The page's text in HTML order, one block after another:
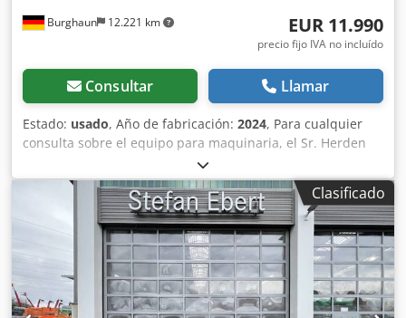
Burghaun 12.221 km EUR 11.990
precio fijo IVA no incluído
Consultar Llamar
Estado: usado, Año de fabricación: 2024, Para cualquier
consulta sobre el equipo para maquinaria, el Sr. Herden
estará encantado de atenderle (teléfono: ). Holp Rototop
RT121 / MS08 Sandwich / Año de fabricación: 2024 / en
stock y disponible de inmediato Precio: 11.990,00 € neto /
14.268,10 € bruto Dcjdoznrtcjpfx Apqjk - Compatible con
excavadoras de 7 a 12 toneladas - Peso propio:
aproximadamente 104 kg - Fuerza máxima de
arranque/rotura: 80 kN - Caudal de la línea de rotación del
rotador: 25 – 45 litros - Revoluciones/min: 5 – RPM En
nuestro almacén, tenemos muchos más productos de Holp
Clasificado